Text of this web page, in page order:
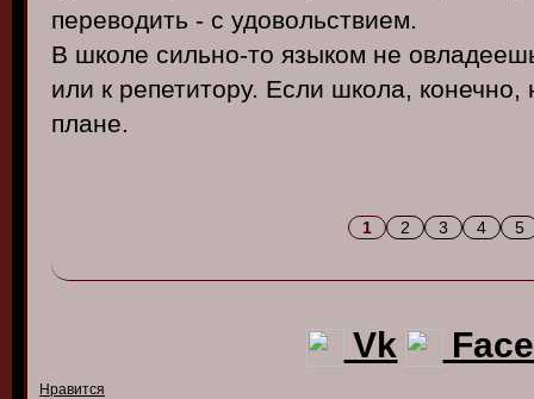
переводить - с удовольствием.
В школе сильно-то языком не
или к репетитору. Если школа, конечно,
плане.
1 2 3 4 5
Vk
Нравится